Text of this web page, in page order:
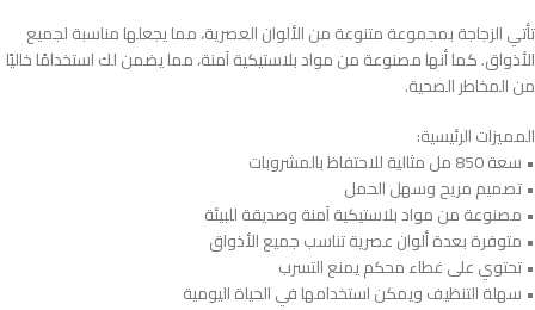
تأتي الزجاجة بمجموعة متنوعة من الألوان العصرية، مما يجعلها مناسبة لجميع
الأذواق. كما أنها مصنوعة من مواد بلاستيكية آمنة، مما يضمن لك استخدامًا خاليًا
من المخاطر الصحية.
المميزات الرئيسية:
• سعة 850 مل مثالية للاحتفاظ بالمشروبات
• تصميم مريح وسهل الحمل
• مصنوعة من مواد بلاستيكية آمنة وصديقة للبيئة
• متوفرة بعدة ألوان عصرية تناسب جميع الأذواق
• تحتوي على غطاء محكم يمنع التسرب
• سهلة التنظيف ويمكن استخدامها في الحياة اليومية